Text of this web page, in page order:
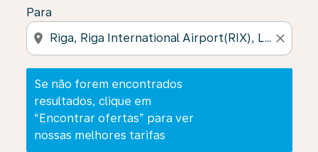
Para
location_on close
Se não forem encontrados
resultados, clique em
“Encontrar ofertas” para ver
nossas melhores tarifas